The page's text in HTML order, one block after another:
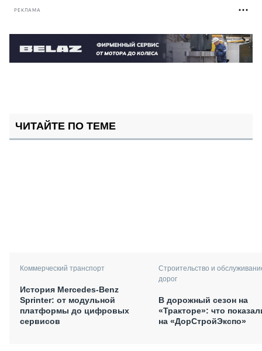
РЕКЛАМА
ЧИТАЙТЕ ПО ТЕМЕ
Коммерческий транспорт
История Mercedes-Benz
Sprinter: от модульной
платформы до цифровых
сервисов
Строительство и
дорог
В дорожный сезон на
«Тракторе»: что
на «ДорСтройЭкспо»